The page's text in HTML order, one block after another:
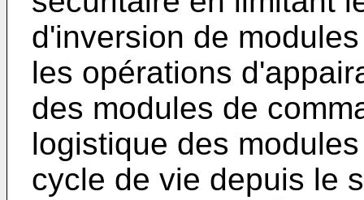
d'inversion de
les opérations
des modules de
logistique des
cycle de vie depuis le